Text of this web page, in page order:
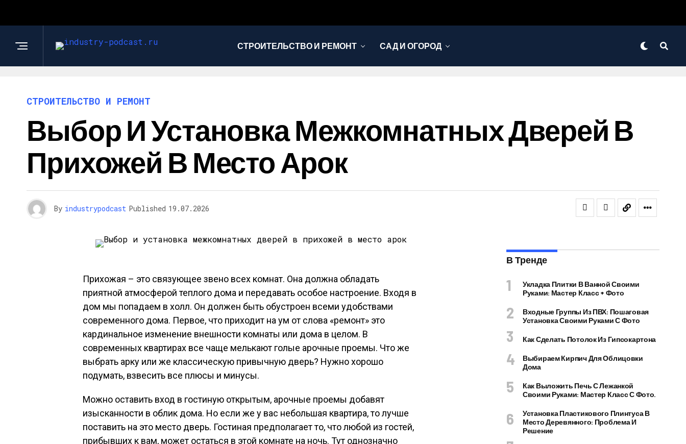
СТРОИТЕЛЬСТВО И РЕМОНТ САД И ОГОРОД
СТРОИТЕЛЬСТВО И РЕМОНТ
Выбор И Установка Межкомнатных Дверей В
Прихожей В Место Арок
By industrypodcast Published 19.07.2026
Прихожая – это связующее звено всех комнат. Она должна обладать
приятной атмосферой теплого дома и передавать особое настроение. Входя в
дом мы попадаем в холл. Он должен быть обустроен всеми удобствами
современного дома. Первое, что приходит на ум от слова «ремонт» это
кардинальное изменение внешности комнаты или дома в целом. В
современных квартирах все чаще мелькают голые арочные проемы. Что же
выбрать арку или же классическую привычную дверь? Нужно хорошо
подумать, взвесить все плюсы и минусы.
Можно оставить вход в гостиную открытым, арочные проемы добавят
изысканности в облик дома. Но если же у вас небольшая квартира, то лучше
поставить на это место дверь. Гостиная предполагает то, что любой из гостей,
прибывших к вам, может остаться в этой комнате на ночь. Тут однозначно
В Тренде
Укладка Плитки В Ванной Своими
Руками: Мастер Класс + Фото
Входные Группы Из ПВХ: Пошаговая
Установка Своими Руками С Фото
Как Сделать Потолок Из Гипсокартона
Выбираем Кирпич Для Облицовки
Дома
Как Выложить Печь С Лежанкой
Своими Руками: Мастер Класс С Фото.
Установка Пластикового Плинтуса В
Место Деревянного: Проблема И
Решение